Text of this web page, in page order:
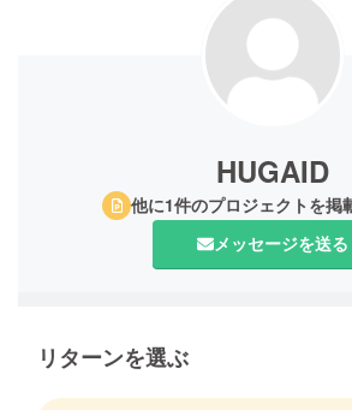
HUGAID
他に1件のプロジェクトを掲
メッセージを送る
リターンを選ぶ